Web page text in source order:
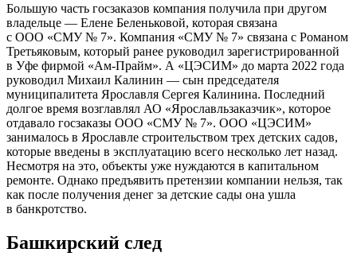
Большую часть госзаказов компания получила при другом
владельце — Елене Беленьковой, которая связана
с ООО «СМУ № 7». Компания «СМУ № 7» связана с Романом
Третьяковым, который ранее руководил зарегистрированной
в Уфе фирмой «Ам-Прайм». А «ЦЭСИМ» до марта 2022 года
руководил Михаил Калинин — сын председателя
муниципалитета Ярославля Сергея Калинина. Последний
долгое время возглавлял АО «Ярославльзаказчик», которое
отдавало госзаказы ООО «СМУ № 7». ООО «ЦЭСИМ»
занималось в Ярославле строительством трех детских садов,
которые введены в эксплуатацию всего несколько лет назад.
Несмотря на это, объекты уже нуждаются в капитальном
ремонте. Однако предъявить претензии компании нельзя, так
как после получения денег за детские сады она ушла
в банкротство.
Башкирский след